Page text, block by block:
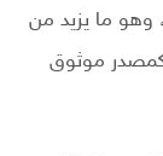
وهو ما يزيد من
كمصدر موثوق